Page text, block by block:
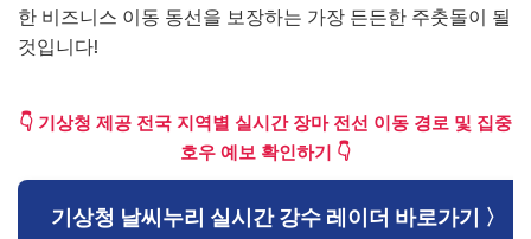
한 비즈니스 이동 동선을 보장하는 가장 든든한 주춧돌이 될
것입니다!
👇 기상청 제공 전국 지역별 실시간 장마 전선 이동 경로 및 집중
호우 예보 확인하기 👇
기상청 날씨누리 실시간 강수 레이더 바로가기 〉